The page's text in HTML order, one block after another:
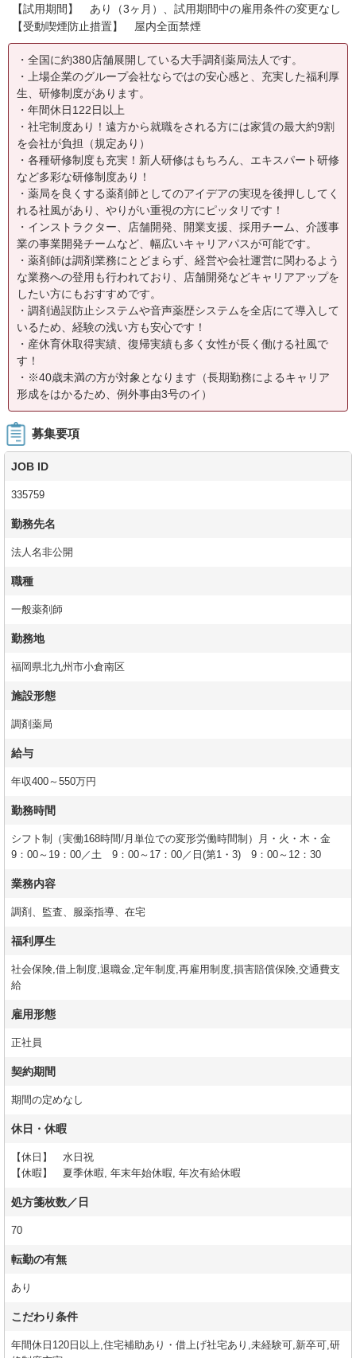
【試用期間】 あり（3ヶ月）、試用期間中の雇用条件の変更なし
【受動喫煙防止措置】 屋内全面禁煙
・全国に約380店舗展開している大手調剤薬局法人です。
・上場企業のグループ会社ならではの安心感と、充実した福利厚
生、研修制度があります。
・年間休日122日以上
・社宅制度あり！遠方から就職をされる方には家賃の最大約9割
を会社が負担（規定あり）
・各種研修制度も充実！新人研修はもちろん、エキスパート研修
など多彩な研修制度あり！
・薬局を良くする薬剤師としてのアイデアの実現を後押ししてく
れる社風があり、やりがい重視の方にピッタリです！
・インストラクター、店舗開発、開業支援、採用チーム、介護事
業の事業開発チームなど、幅広いキャリアパスが可能です。
・薬剤師は調剤業務にとどまらず、経営や会社運営に関わるよう
な業務への登用も行われており、店舗開発などキャリアアップを
したい方にもおすすめです。
・調剤過誤防止システムや音声薬歴システムを全店にて導入して
いるため、経験の浅い方も安心です！
・産休育休取得実績、復帰実績も多く女性が長く働ける社風で
す！
・※40歳未満の方が対象となります（長期勤務によるキャリア
形成をはかるため、例外事由3号のイ）
募集要項
JOB ID
335759
勤務先名
法人名非公開
職種
一般薬剤師
勤務地
福岡県北九州市小倉南区
施設形態
調剤薬局
給与
年収400～550万円
勤務時間
シフト制（実働168時間/月単位での変形労働時間制）月・火・木・金
9：00～19：00／土 9：00～17：00／日(第1・3) 9：00～12：30
業務内容
調剤、監査、服薬指導、在宅
福利厚生
社会保険,借上制度,退職金,定年制度,再雇用制度,損害賠償保険,交通費支
給
雇用形態
正社員
契約期間
期間の定めなし
休日・休暇
【休日】 水日祝
【休暇】 夏季休暇, 年末年始休暇, 年次有給休暇
処方箋枚数／日
70
転勤の有無
あり
こだわり条件
年間休日120日以上,住宅補助あり・借上げ社宅あり,未経験可,新卒可,研